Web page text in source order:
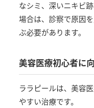
なシミ、深いニキビ
場合は、診察で原因
ぶ必要があります。
美容医療初心者に
ララピールは、美容
やすい治療です。